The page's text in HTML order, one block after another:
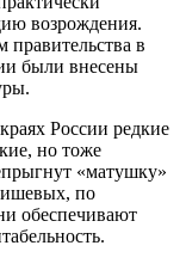
возрождения.
правительства в
были внесены
России редкие
но тоже
«матушку»
по
обеспечивают